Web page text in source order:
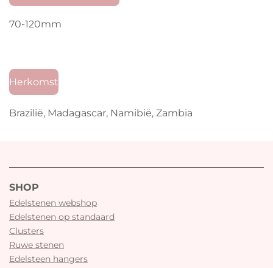
70-120mm
Herkomst
Brazilië, Madagascar, Namibië, Zambia
SHOP
Edelstenen webshop
Edelstenen op standaard
Clusters
Ruwe stenen
Edelsteen hangers